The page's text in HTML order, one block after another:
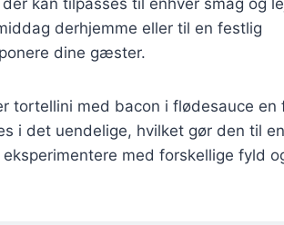
derhjemme eller til en festlig
dine gæster.
tortellini med bacon i flødesauce en
i det uendelige, hvilket gør den til
med forskellige fyld